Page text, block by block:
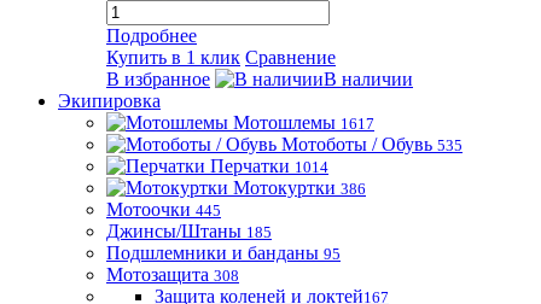
Подробнее
Купить в 1 клик Сравнение
В избранное
В наличии
Экипировка
Мотошлемы 1617
Мотоботы / Обувь 535
Перчатки 1014
Мотокуртки 386
Мотоочки 445
Джинсы/Штаны 185
Подшлемники и банданы 95
Мотозащита 308
Защита коленей и локтей167